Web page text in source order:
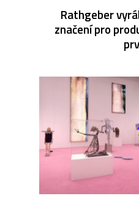
Rathgeber
značení pro